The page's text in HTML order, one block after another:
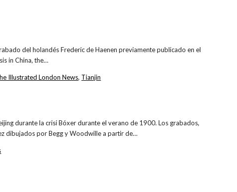
del holandés Frederic de Haenen previamente publicado en el
in China, the…
Illustrated London News, Tianjin
durante la crisi Bóxer durante el verano de 1900. Los grabados,
dibujados por Begg y Woodwille a partir de…